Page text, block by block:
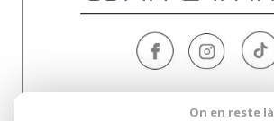
Nous
On en reste là